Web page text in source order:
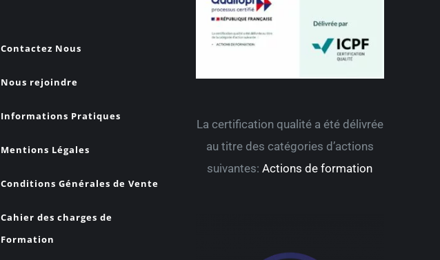
Contactez Nous
Nous rejoindre
Informations Pratiques
Mentions Légales
Conditions Générales de Vente
Cahier des charges de
Formation
La certification qualité a été délivrée
au titre des catégories d’actions
suivantes:Actions de formation